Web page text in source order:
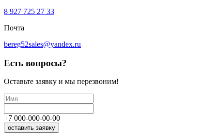
8 927 725 27 33
Почта
bereg52sales@yandex.ru
Есть вопросы?
Оставьте заявку и мы перезвоним!
+7 000-000-00-00
оставить заявку